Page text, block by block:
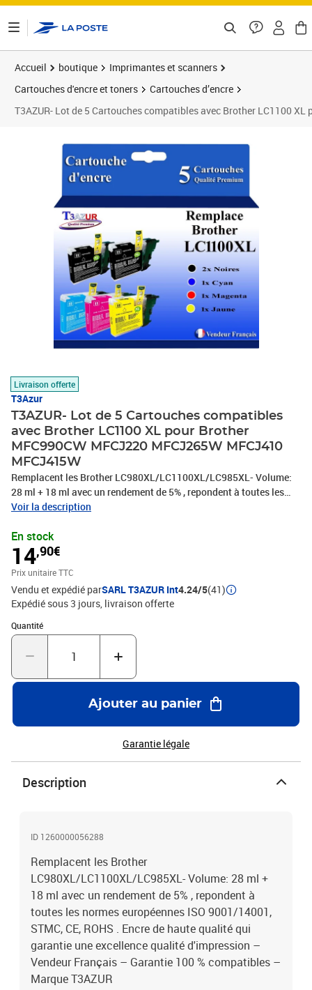
Accueil boutique
Imprimantes et scanners
Cartouches d'encre et toners
Cartouches d’encre
T3AZUR- Lot de 5 Cartouches compatibles avec Brother LC1100
Livraison offerte
T3Azur
T3AZUR- Lot de 5 Cartouches compatibles
avec Brother LC1100 XL pour Brother
MFC990CW MFCJ220 MFCJ265W MFCJ410
MFCJ415W
Remplacent les Brother LC980XL/LC1100XL/LC985XL- Volume:
28 ml + 18 ml avec un rendement de 5% , repondent à toutes les
normes européennes ISO 9001/14001, STMC, CE, ROHS . Encre de
Vendeur Français – Garantie 100 % compatibles – Marque
T3AZUR
Voir la description
En stock
14,90€
Prix unitaire TTC
Vendu et expédié parSARL T3AZUR Int4.24/5(41)
Expédié sous 3 jours livraison offerte
Quantité
Quantité : 1
Ajouter au panier
Garantie légale
Description
ID 1260000056288
Remplacent les Brother
LC980XL/LC1100XL/LC985XL- Volume: 28 ml +
18 ml avec un rendement de 5% , repondent à
toutes les normes européennes ISO 9001/14001,
STMC, CE, ROHS . Encre de haute qualité qui
garantie une excellence qualité d'impression –
Vendeur Français – Garantie 100 % compatibles –
Marque T3AZUR